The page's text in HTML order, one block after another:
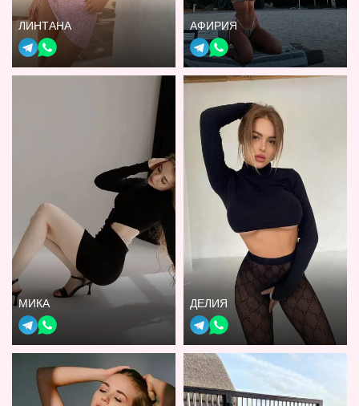
ЛИНТАНА АФИРИЯ
МИКА ДЕЛИЯ